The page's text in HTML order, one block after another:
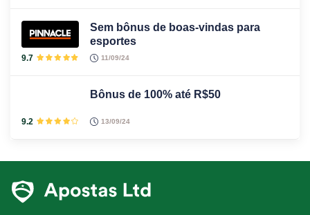
Sem bônus de boas-vindas para
esportes
9.7 11/09/24
Bônus de 100% até R$50
9.2 13/09/24